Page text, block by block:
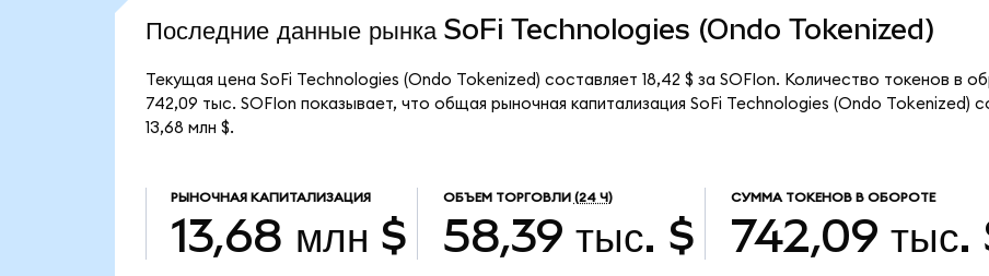
Последние данные рынка SoFi Technologies (Ondo Tokenized)
Текущая цена SoFi Technologies (Ondo Tokenized) составляет 18,42 $ за SOFIon. Количество токенов в
742,09 тыс. SOFIon показывает, что общая рыночная капитализация SoFi Technologies (Ondo Tokenized)
13,68 млн $.
РЫНОЧНАЯ КАПИТАЛИЗАЦИЯ
13,68 млн $
ОБЪЕМ ТОРГОВЛИ (24 Ч)
58,39 тыс. $
СУММА ТОКЕНОВ В ОБОРОТЕ
742,09 тыс.